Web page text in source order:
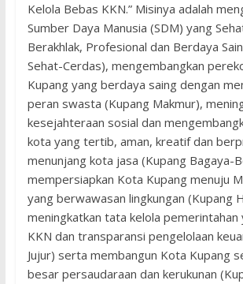
Kelola Bebas KKN.” Misinya adalah
Sumber Daya Manusia (SDM) yang
Berakhlak, Profesional dan Berdaya
Sehat-Cerdas), mengembangkan
Kupang yang berdaya saing dengan
peran swasta (Kupang Makmur),
kesejahteraan sosial dan
kota yang tertib, aman, kreatif dan
menunjang kota jasa (Kupang Bagaya-
mempersiapkan Kota Kupang menuju
yang berwawasan lingkungan (Kupang
meningkatkan tata kelola pemerintahan
KKN dan transparansi pengelolaan
Jujur) serta membangun Kota Kupang
besar persaudaraan dan kerukunan